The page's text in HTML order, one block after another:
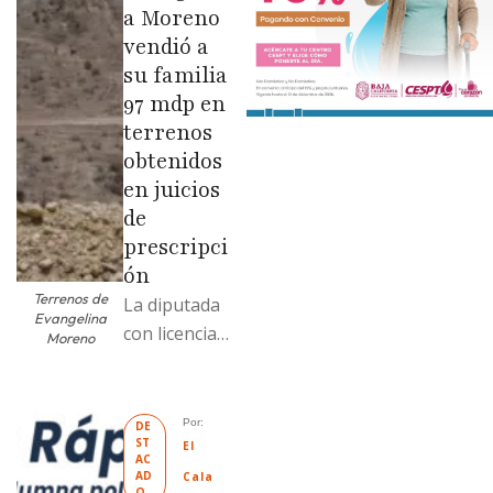
Terrenos de
Evangelina
Moreno
a Moreno
vendió a
su familia
97 mdp en
terrenos
obtenidos
en juicios
de
prescripci
ón
La diputada
con licencia
antecedente
s de
prescripción
DE
ST
AC
AD
Por:
El
Cala